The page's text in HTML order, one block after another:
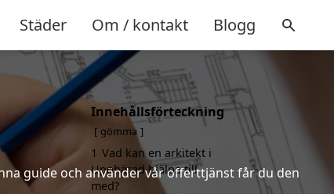
Städer Om / kontakt Blogg
guide och använder vår offerttjänst får du den
Innehållsförteckning
gömma
1 Vad kan en arkitekt i
Upphärad hjälpa till
med?